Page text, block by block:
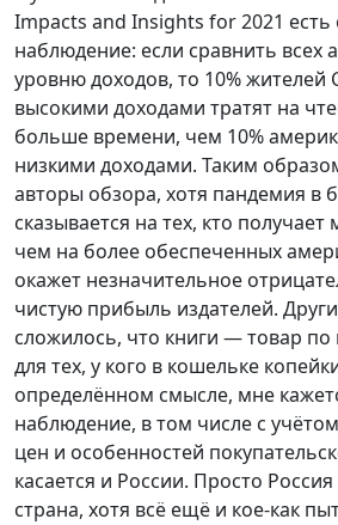
Impacts and Insights for 2021
наблюдение: если сравнить всех
уровню доходов, то 10%
высокими доходами тратят на
больше времени, чем 10%
низкими доходами. Таким
авторы обзора, хотя пандемия в
сказывается на тех, кто
чем на более обеспеченных
окажет незначительное
чистую прибыль издателей.
сложилось, что книги — товар
для тех, у кого в кошельке
определённом смысле, мне
наблюдение, в том числе с
цен и особенностей
касается и России. Просто
страна, хотя всё ещё и кое-как